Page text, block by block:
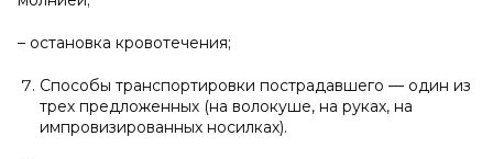
– остановка кровотечения;
Способы транспортировки пострадавшего — один из
трех предложенных (на волокуше, на руках, на
импровизированных носилках).